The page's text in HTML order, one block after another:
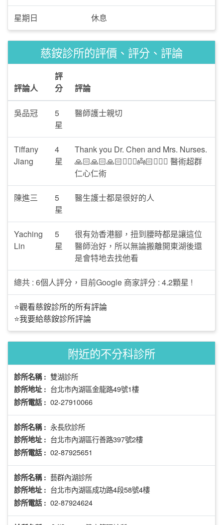
星期日 休息
慈銨診所的評價、評分、評論
評論人
評
分
評論
吳品冠
5
星
醫師護士親切
Tiffany
Jiang
4
星
Thank you Dr. Chen and Mrs. Nurses.
🙏🏻🙏🏻🙏🏻🧑🏻‍⚕️👼🏻🧚🏼‍♀️ 醫術超群
仁心仁術
陳進三
5
星
醫生護士都是很好的人
Yaching
Lin
5
星
很有効香港腳，扭到腰時都是讓這位
醫師治好，所以無論搬離開東湖後還
是會特地去找他看
總共 : 6個人評分，目前Google 商家評分 : 4.2顆星 !
⭐觀看慈銨診所的所有評論
⭐我要給慈銨診所評論
附近的不分科診所
診所名稱 : 雙湖診所
診所地址 : 台北市內湖區金龍路49號1樓
診所電話 : 02-27910066
診所名稱 : 永長欣診所
診所地址 : 台北市內湖區行善路397號2樓
診所電話 : 02-87925651
診所名稱 : 藝群內湖診所
診所地址 : 台北市內湖區成功路4段58號4樓
診所電話 : 02-87924624